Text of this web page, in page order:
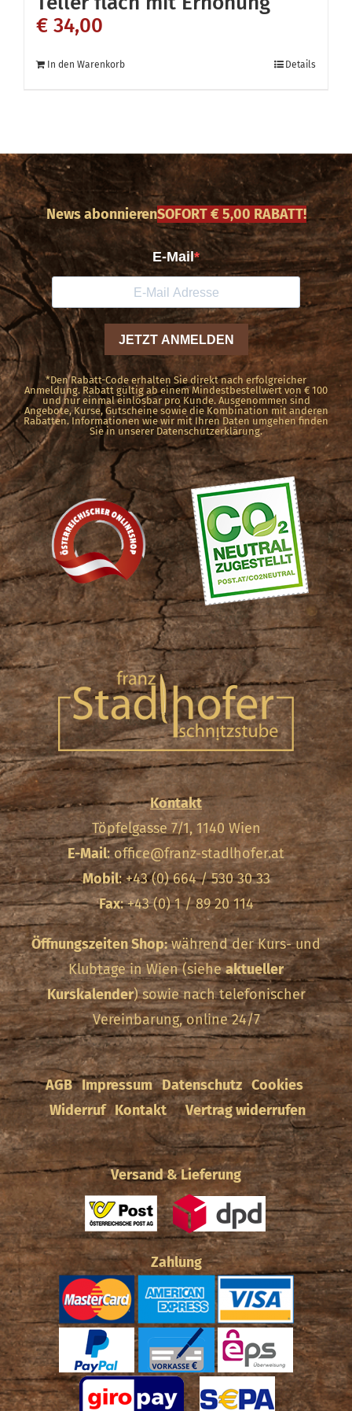
€ 34,00
In den Warenkorb Details
News abonnierenSOFORT € 5,00 RABATT!
*Den Rabatt-Code erhalten Sie direkt nach erfolgreicher
Anmeldung. Rabatt gültig ab einem Mindestbestellwert von € 100
und nur einmal einlösbar pro Kunde. Ausgenommen sind
Angebote, Kurse, Gutscheine sowie die Kombination mit anderen
Rabatten. Informationen wie wir mit Ihren Daten umgehen finden
Sie in unserer Datenschutzerklärung.
Kontakt
Töpfelgasse 7/1, 1140 Wien
E-Mail:office@franz-stadlhofer.at
Mobil: +43 (0) 664 / 530 30 33
Fax: +43 (0) 1 / 89 20 114
Öffnungszeiten Shop:während der Kurs- und
Klubtage in Wien (sieheaktueller
Kurskalender) sowie nach telefonischer
Vereinbarung, online 24/7
AGB Impressum Datenschutz Cookies
Widerruf Kontakt Vertrag widerrufen
Versand & Lieferung
Zahlung